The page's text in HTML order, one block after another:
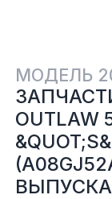
МОДЕЛЬ
OUTLAW
ВЫПУСКА